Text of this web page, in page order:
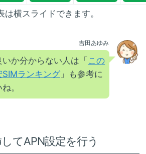
は横スライドできます。
吉田あゆみ
か分からない人は「 この
ランキング 」も参考に
。
てAPN設定を行う